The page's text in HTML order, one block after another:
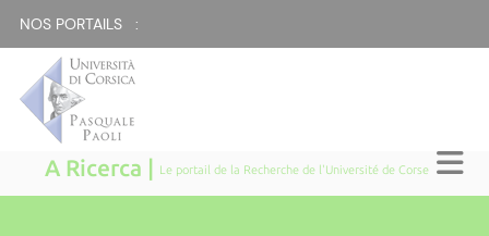
NOS PORTAILS :
A Ricerca | Le portail de la Recherche de l'Université de Corse